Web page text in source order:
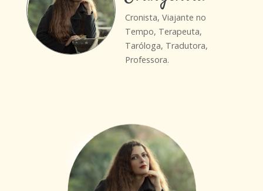
Cronista, Viajante no
Tempo, Terapeuta,
Taróloga, Tradutora,
Professora.